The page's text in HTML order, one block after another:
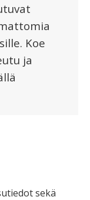
Koe
ja
sekä